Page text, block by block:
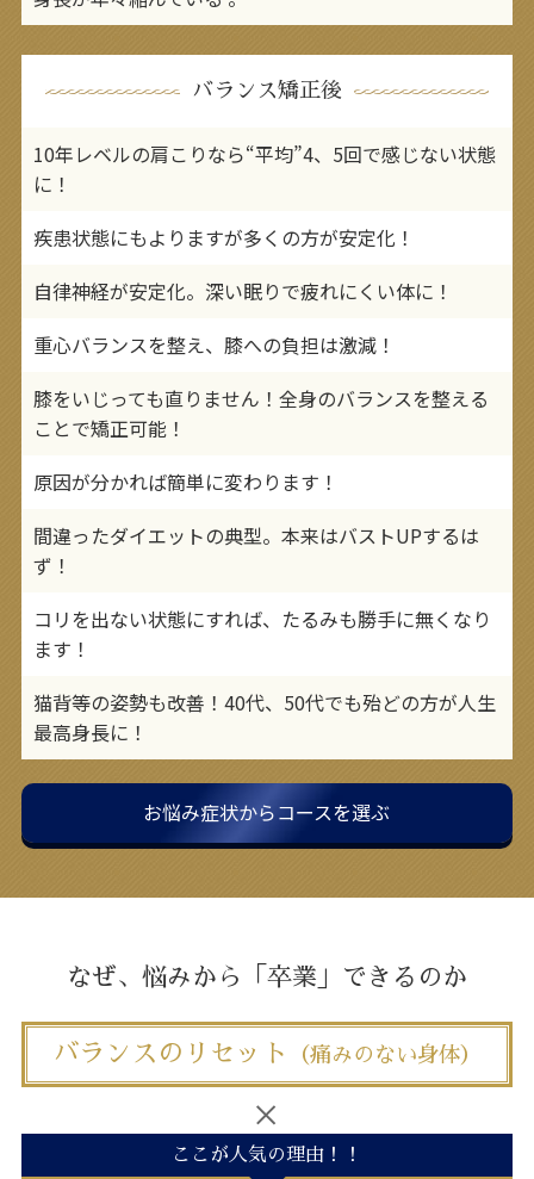
バランス矯正後
10年レベルの肩こりなら“平均”4、5回で感じない状態
に！
疾患状態にもよりますが多くの方が安定化！
自律神経が安定化。深い眠りで疲れにくい体に！
重心バランスを整え、膝への負担は激減！
膝をいじっても直りません！全身のバランスを整える
ことで矯正可能！
原因が分かれば簡単に変わります！
間違ったダイエットの典型。本来はバストUPするは
ず！
コリを出ない状態にすれば、たるみも勝手に無くなり
ます！
猫背等の姿勢も改善！40代、50代でも殆どの方が人生
最高身長に！
お悩み症状からコースを選ぶ
なぜ、悩みから「卒業」できるのか
バランスのリセット （痛みのない身体）
ここが人気の理由！！